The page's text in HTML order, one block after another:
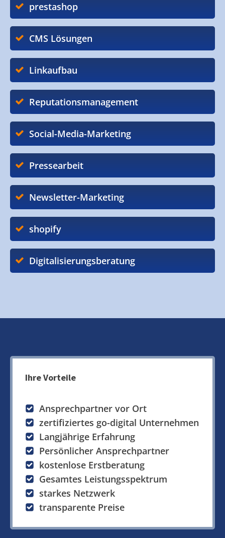
prestashop
CMS Lösungen
Linkaufbau
Reputationsmanagement
Social-Media-Marketing
Pressearbeit
Newsletter-Marketing
shopify
Digitalisierungsberatung
Ihre Vorteile
Ansprechpartner vor Ort
zertifiziertes go-digital Unternehmen
Langjährige Erfahrung
Persönlicher Ansprechpartner
kostenlose Erstberatung
Gesamtes Leistungsspektrum
starkes Netzwerk
transparente Preise